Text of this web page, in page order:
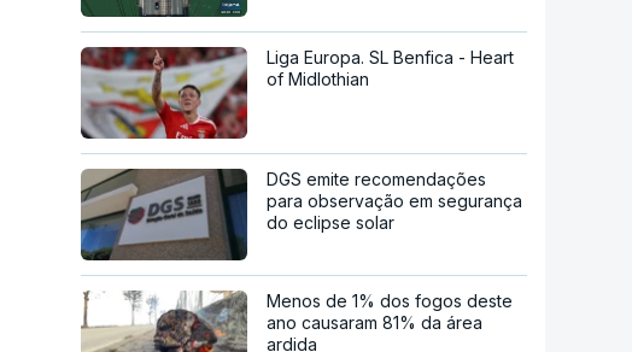
Liga Europa. SL Benfica - Heart
of Midlothian
DGS emite recomendações
para observação em segurança
do eclipse solar
Menos de 1% dos fogos deste
ano causaram 81% da área
ardida